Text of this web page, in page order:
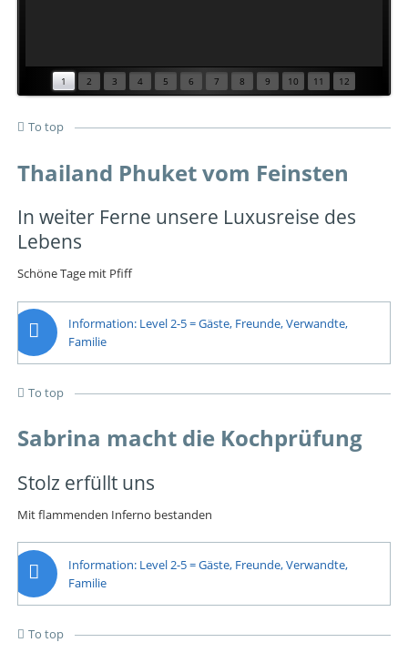
1 2 3 4 5 6 7 8 9 10 11 12
To top
Thailand Phuket vom Feinsten
In weiter Ferne unsere Luxusreise des
Lebens
Schöne Tage mit Pfiff
Information: Level 2-5 = Gäste, Freunde, Verwandte,
Familie
To top
Sabrina macht die Kochprüfung
Stolz erfüllt uns
Mit flammenden Inferno bestanden
Information: Level 2-5 = Gäste, Freunde, Verwandte,
Familie
To top